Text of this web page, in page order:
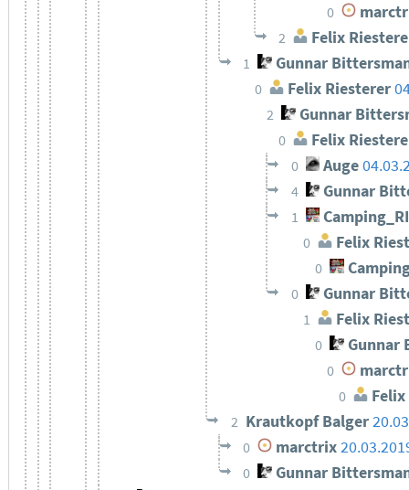
0
2 Felix
1 Gunnar
0 Felix Riesterer
2 Gunnar
0 Felix
0 Auge
4 Gunnar
1
0 Felix
0
0 Gunnar
1 Felix
0 Gunnar
0
0
2 Krautkopf Balger
0 marctrix
0 Gunnar